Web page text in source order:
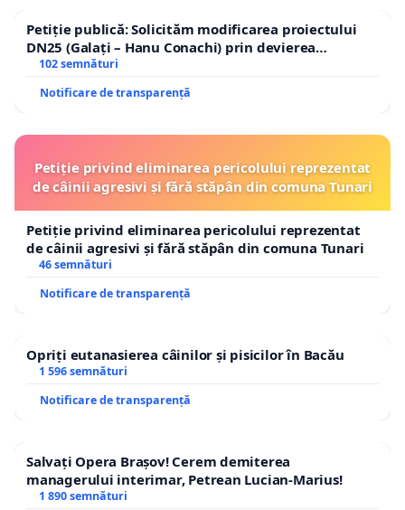
Comisia Europeană pregătită să înfrunte şi să
gestioneze un referendum invalidat din lipsa a
majoritate a votat în favoarea suspendării
Vă mulţumim Domnule Preşedinte şi sperăm că veţi
da curs solicitării noastre legitime.
Semnatarii acestei scrisori deschise:
To the kind attention of Mr Jose Manuel Durao
Barroso
Petiție publică: Solicităm modificarea proiectului
DN25 (Galați – Hanu Conachi) prin devierea
traseului în afara localităților!
102 semnături
Notificare de transparență
Petiție privind eliminarea pericolului reprezentat
de câinii agresivi și fără stăpân din comuna Tunari
Petiție privind eliminarea pericolului reprezentat
de câinii agresivi și fără stăpân din comuna Tunari
46 semnături
Notificare de transparență
Opriți eutanasierea câinilor și pisicilor în Bacău
1 596 semnături
Notificare de transparență
Salvați Opera Brașov! Cerem demiterea
managerului interimar, Petrean Lucian-Marius!
1 890 semnături